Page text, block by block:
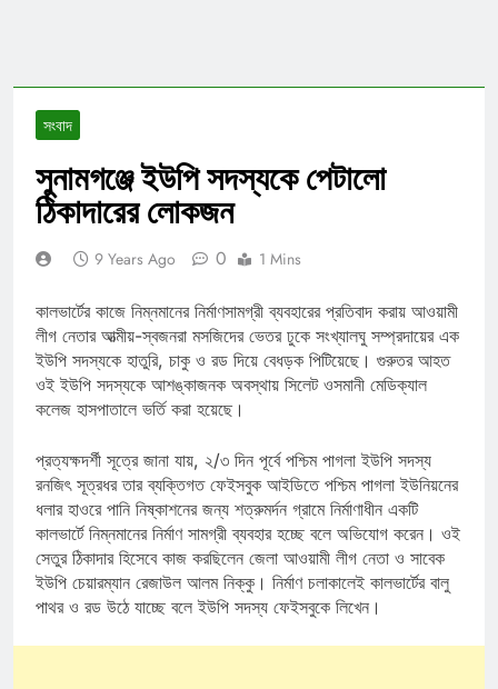
সংবাদ
সুনামগঞ্জে ইউপি সদস্যকে পেটালো
ঠিকাদারের লোকজন
9 Years Ago 0 1 Mins
কালভার্টের কাজে নিম্নমানের নির্মাণসামগ্রী ব্যবহারের প্রতিবাদ করায় আওয়ামী
লীগ নেতার আত্মীয়-স্বজনরা মসজিদের ভেতর ঢুকে সংখ্যালঘু সম্প্রদায়ের এক
ইউপি সদস্যকে হাতুরি, চাকু ও রড দিয়ে বেধড়ক পিটিয়েছে। গুরুতর আহত
ওই ইউপি সদস্যকে আশঙ্কাজনক অবস্থায় সিলেট ওসমানী মেডিক্যাল
কলেজ হাসপাতালে ভর্তি করা হয়েছে।
প্রত্যক্ষদর্শী সূত্রে জানা যায়, ২/৩ দিন পূর্বে পশ্চিম পাগলা ইউপি সদস্য
রনজিৎ সূত্রধর তার ব্যক্তিগত ফেইসবুক আইডিতে পশ্চিম পাগলা ইউনিয়নের
ধলার হাওরে পানি নিষ্কাশনের জন্য শত্রুমর্দন গ্রামে নির্মাণাধীন একটি
কালভার্টে নিম্নমানের নির্মাণ সামগ্রী ব্যবহার হচ্ছে বলে অভিযোগ করেন। ওই
সেতুর ঠিকাদার হিসেবে কাজ করছিলেন জেলা আওয়ামী লীগ নেতা ও সাবেক
ইউপি চেয়ারম্যান রেজাউল আলম নিক্কু। নির্মাণ চলাকালেই কালভার্টের বালু
পাথর ও রড উঠে যাচ্ছে বলে ইউপি সদস্য ফেইসবুকে লিখেন।